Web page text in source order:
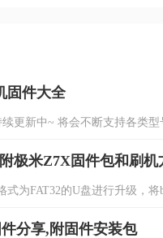
固件大全
更新中~ 将会不断支持各类
极米Z7X固件包和刷机
式为FAT32的U盘进行升级，
分享,附固件安装包